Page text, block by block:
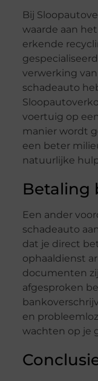
Bij
waarde aan
erkende
verwerking van
schadeauto
voertuig op
manier wordt
een beter
natuurlijke
Betaling
Een ander
schadeauto
dat je direct
ophaaldienst
documenten
afgesproken
en
wachten op je